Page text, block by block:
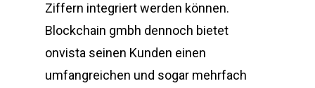
Ziffern integriert werden können.
Blockchain gmbh dennoch bietet
onvista seinen Kunden einen
umfangreichen und sogar mehrfach